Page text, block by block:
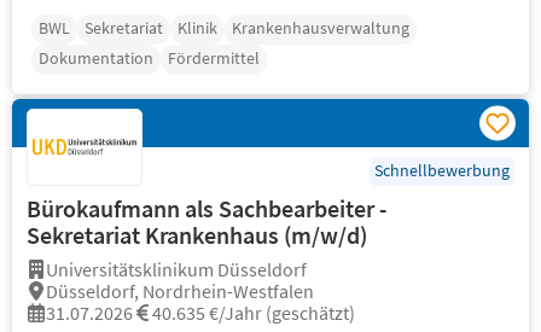
BWL Sekretariat Klinik
Krankenhausverwaltung
Dokumentation
Fördermittel
Schnellbewerbung
Bürokaufmann als Sachbearbeiter -
Sekretariat Krankenhaus (m/w/d)
Universitätsklinikum Düsseldorf
Düsseldorf, Nordrhein-Westfalen
31.07.2026
40.635 €/Jahr (geschätzt)